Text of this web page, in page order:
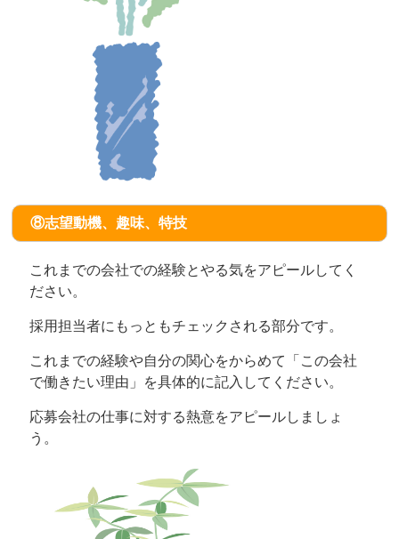
⑧志望動機、趣味、特技
これまでの会社での経験とやる気をアピールしてく
ださい。
採用担当者にもっともチェックされる部分です。
これまでの経験や自分の関心をからめて「この会社
で働きたい理由」を具体的に記入してください。
応募会社の仕事に対する熱意をアピールしましょ
う。